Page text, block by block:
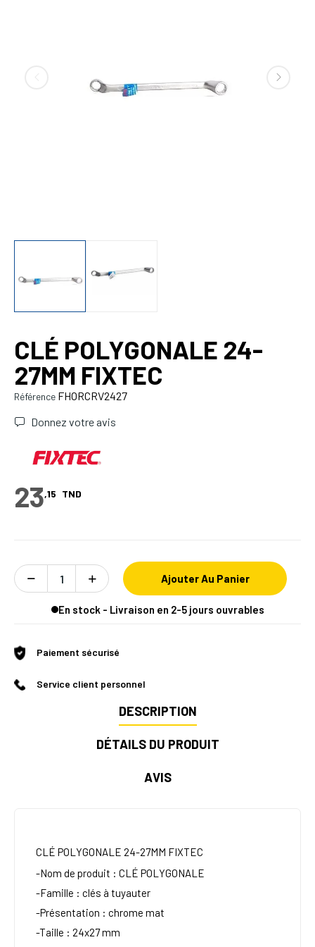
CLÉ POLYGONALE 24-
27MM FIXTEC
Référence FHORCRV2427
Donnez votre avis
23,15 TND
Ajouter Au Panier
En stock - Livraison en 2-5 jours ouvrables
Paiement sécurisé
Service client personnel
DESCRIPTION
DÉTAILS DU PRODUIT
AVIS
CLÉ POLYGONALE 24-27MM FIXTEC
-Nom de produit : CLÉ POLYGONALE
-Famille : clés à tuyauter
-Présentation : chrome mat
-Taille : 24x27 mm